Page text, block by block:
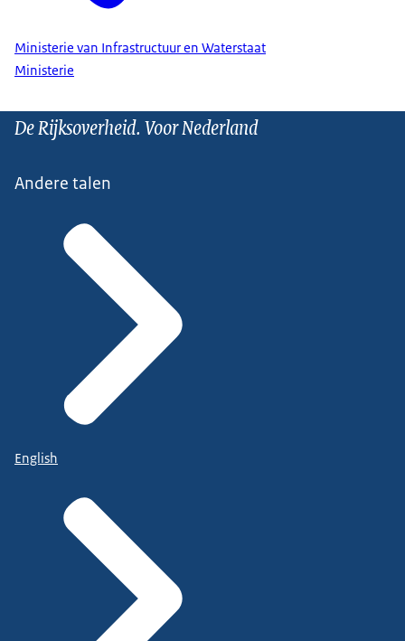
Ministerie van Infrastructuur en Waterstaat
Ministerie
De Rijksoverheid. Voor Nederland
Andere talen
English